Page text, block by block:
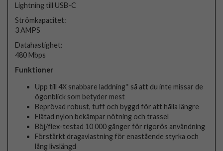
Lightning till USB-C
Strömkapacitet:
3 AMPS
Datahastighet:
480 Mbps
Funktioner
Upp till 4X snabbare laddning* så att du inte missar de
ögonblick som betyder mest
Beprövad robust, tuff och byggd för att hålla längre
Flätad nylon bekämpar nötning och trassel
Böj/flex-testad 10 000 gånger för rigorös användning
Förstärkt dragavlastning för enastående styrka och
lång livslängd